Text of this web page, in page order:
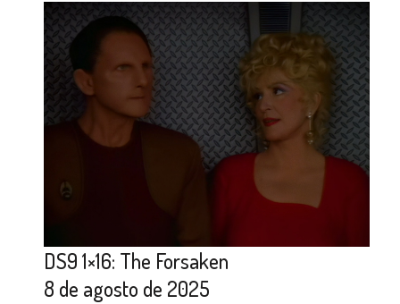
DS9 1×16: The Forsaken
8 de agosto de 2025